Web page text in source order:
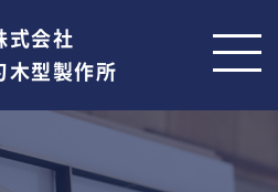
式会社
木型製作所